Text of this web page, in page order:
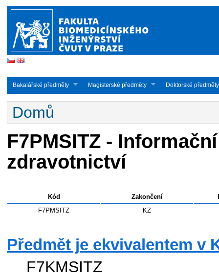
Studijní obory - CS
Bakalářské předměty Magisterské předměty Doktorské předměty
Jste zde
Domů
F7PMSITZ -
zdravotnictví
Kód Zakončení
F7PMSITZ
KZ
Předmět je ekvivalentem v
F7KMSITZ